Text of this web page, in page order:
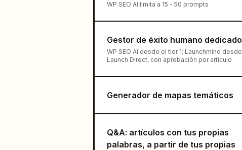
WP SEO AI limita a 15 - 50 prompts
Gestor de éxito humano dedicado
WP SEO AI desde el tier 1; Launchmind desde
Launch Direct, con aprobación por artículo
Generador de mapas temáticos
Q&A: artículos con tus propias
palabras, a partir de tus propias